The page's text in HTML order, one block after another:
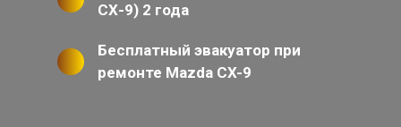
СХ-9) 2 года
Бесплатный эвакуатор при
ремонте Mazda CX-9